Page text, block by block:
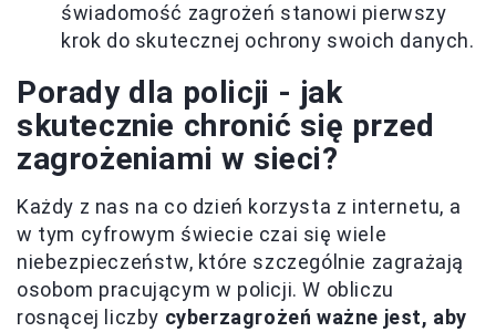
świadomość zagrożeń stanowi pierwszy
krok do skutecznej ochrony swoich danych.
Porady dla policji - jak
skutecznie chronić się przed
zagrożeniami w sieci?
Każdy z nas na co dzień korzysta z internetu, a
w tym cyfrowym świecie czai się wiele
niebezpieczeństw, które szczególnie zagrażają
osobom pracującym w policji. W obliczu
rosnącej liczby cyberzagrożeń ważne jest, aby